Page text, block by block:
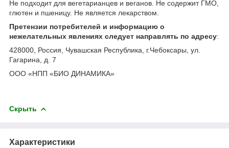
Не подходит для вегетарианцев и веганов. Не содержит ГМО,
глютен и пшеницу. Не является лекарством.
Претензии потребителей и информацию о
нежелательных явлениях следует направлять по адресу:
428000, Россия, Чувашская Республика, г.Чебоксары, ул.
Гагарина, д. 7
ООО «НПП «БИО ДИНАМИКА»
Скрыть
Характеристики